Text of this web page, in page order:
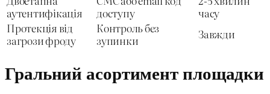
аутентифікація
доступу
часу
Протекція від
загрози фроду
Контроль без
зупинки
Завжди
Гральний асортимент площадки